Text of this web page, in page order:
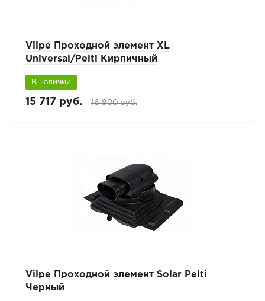
Vilpe Проходной элемент XL
Universal/Pelti Кирпичный
В наличии
15 717 руб. 16 900 руб.
Vilpe Проходной элемент Solar Pelti
Черный